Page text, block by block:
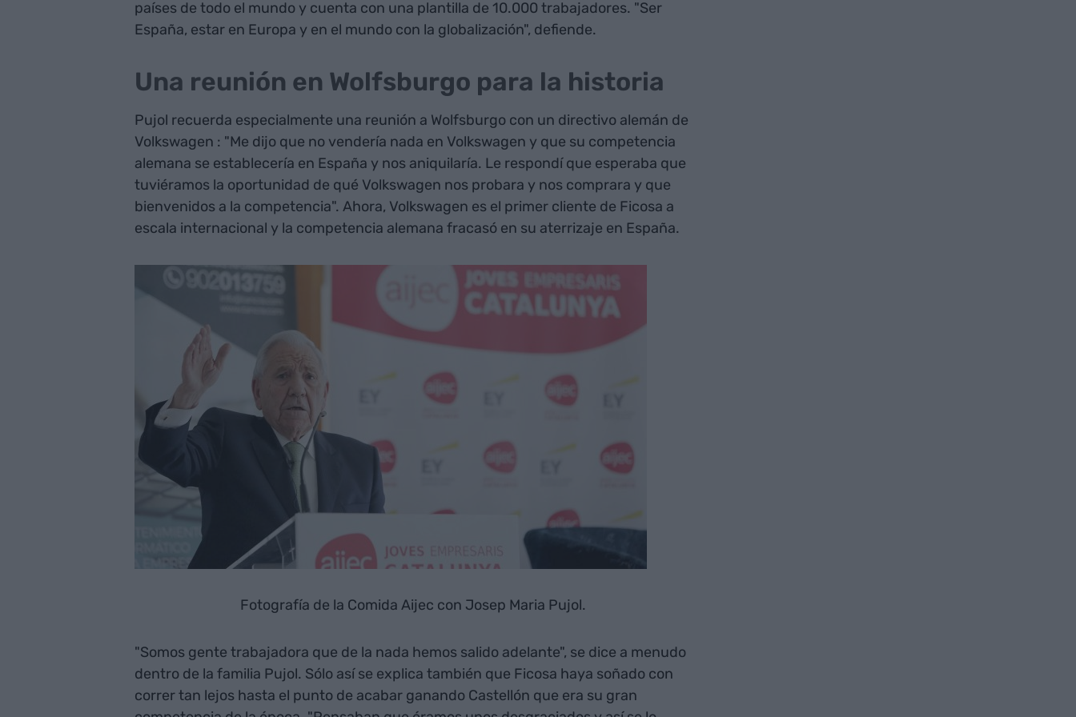
países de todo el mundo y cuenta con una plantilla de 10.000 trabajadores. "Ser
España, estar en Europa y en el mundo con la globalización", defiende.
Una reunión en Wolfsburgo para la historia
Pujol recuerda especialmente una reunión a Wolfsburgo con un directivo alemán de
Volkswagen : "Me dijo que no vendería nada en Volkswagen y que su competencia
alemana se establecería en España y nos aniquilaría. Le respondí que esperaba que
tuviéramos la oportunidad de qué Volkswagen nos probara y nos comprara y que
bienvenidos a la competencia". Ahora, Volkswagen es el primer cliente de Ficosa a
escala internacional y la competencia alemana fracasó en su aterrizaje en España.
Fotografía de la Comida Aijec con Josep Maria Pujol.
"Somos gente trabajadora que de la nada hemos salido adelante", se dice a menudo
dentro de la familia Pujol. Sólo así se explica también que Ficosa haya soñado con
correr tan lejos hasta el punto de acabar ganando Castellón que era su gran